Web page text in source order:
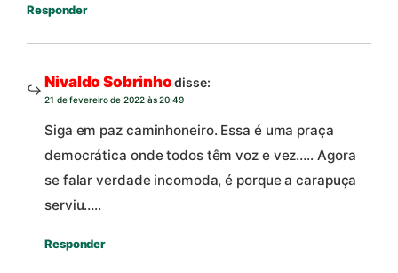
Responder
Nivaldo Sobrinhodisse:
21 de fevereiro de 2022 às 20:49
Siga em paz caminhoneiro. Essa é uma praça
democrática onde todos têm voz e vez….. Agora
se falar verdade incomoda, é porque a carapuça
serviu…..
Responder